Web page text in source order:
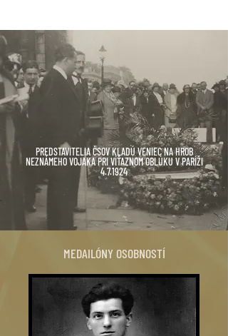
PREDSTAVITELIA ČSOV KLADÚ VENIEC NA HROB
NEZNÁMEHO VOJAKA PRI VÍŤAZNOM OBLÚKU V PARÍŽI
4.7.1924
MEDAILÓNY OSOBNOSTÍ